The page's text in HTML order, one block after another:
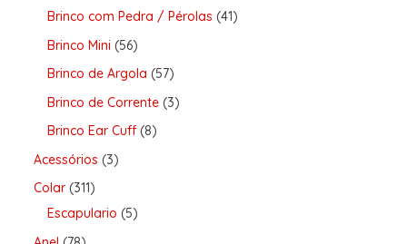
Brinco com Pedra / Pérolas 41
Brinco Mini 56
Brinco de Argola 57
Brinco de Corrente 3
Brinco Ear Cuff 8
Acessórios 3
Colar 311
Escapulario 5